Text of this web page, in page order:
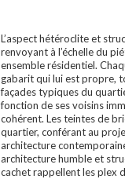
L’aspect hétéroclite et
renvoyant à l’échelle du
ensemble résidentiel.
gabarit qui lui est propre,
façades typiques du
fonction de ses voisins
cohérent. Les teintes de
quartier, conférant au
architecture
architecture humble et
cachet rappellent les plex